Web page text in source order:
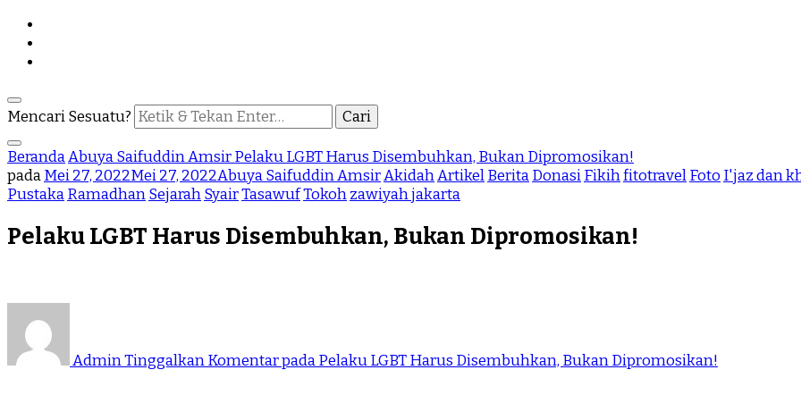
Mencari Sesuatu?
BerandaAbuya Saifuddin AmsirPelaku LGBT Harus Disembuhkan, Bukan Dipromosikan!
padaMei 27, 2022Mei 27, 2022Abuya Saifuddin AmsirAkidahArtikelBeritaDonasiFikihfitotravelFoto I'jaz dan
PustakaRamadhanSejarahSyairTasawufTokohzawiyah jakarta
Pelaku LGBT Harus Disembuhkan, Bukan Dipromosikan!
AdminTinggalkan Komentarpada Pelaku LGBT Harus Disembuhkan, Bukan Dipromosikan!